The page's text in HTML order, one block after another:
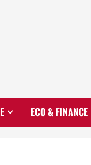
ECO & FINANCE